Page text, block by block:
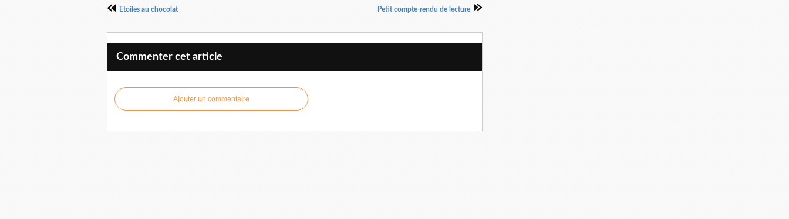
Etoiles au chocolat Petit compte-rendu de lecture
Commenter cet article
Ajouter un commentaire